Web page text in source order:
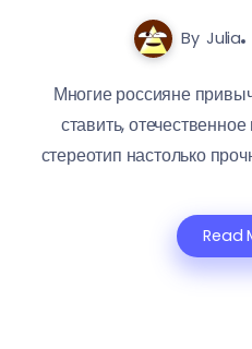
By Julia
Многие россияне
ставить,
стереотип настолько
Read